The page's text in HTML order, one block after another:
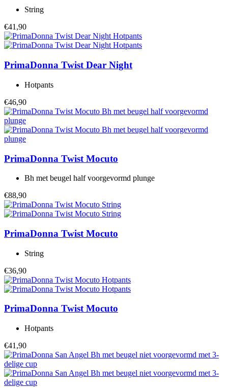
String
€41,90
PrimaDonna Twist Dear Night
Hotpants
€46,90
PrimaDonna Twist Mocuto
Bh met beugel half voorgevormd plunge
€88,90
PrimaDonna Twist Mocuto
String
€36,90
PrimaDonna TwistMocuto
Hotpants
€41,90